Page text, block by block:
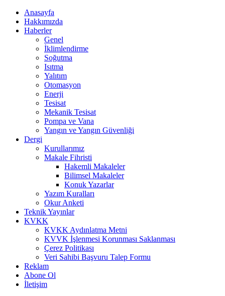
Anasayfa
Hakkımızda
Haberler
Genel
İklimlendirme
Soğutma
Isıtma
Yalıtım
Otomasyon
Enerji
Tesisat
Mekanik Tesisat
Pompa ve Vana
Yangın ve Yangın Güvenliği
Dergi
Kurullarımız
Makale Fihristi
Hakemli Makaleler
Bilimsel Makaleler
Konuk Yazarlar
Yazım Kuralları
Okur Anketi
Teknik Yayınlar
KVKK
KVKK Aydınlatma Metni
KVVK İşlenmesi Korunması Saklanması
Çerez Politikası
Veri Sahibi Başvuru Talep Formu
Reklam
Abone Ol
İletişim